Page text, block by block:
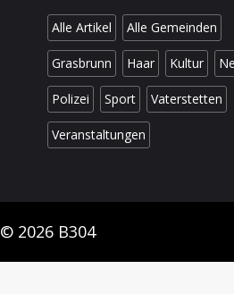
Alle Artikel Alle Gemeinden
Grasbrunn Haar Kultur
Polizei Sport Vaterstetten
Veranstaltungen
© 2026 B304